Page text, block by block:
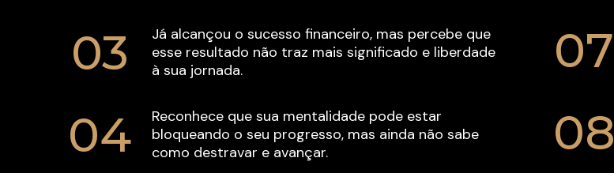
07
03
Já alcançou o sucesso financeiro, mas percebe que
esse resultado não traz mais significado e liberdade
à sua jornada.
08
04
Reconhece que sua mentalidade pode estar
bloqueando o seu progresso, mas ainda não sabe
como destravar e avançar.